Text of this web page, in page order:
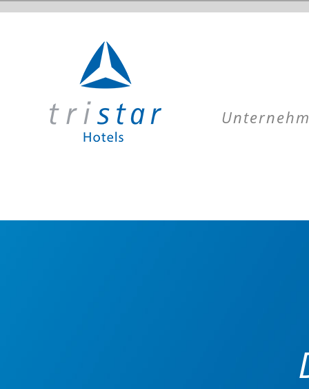
Kontakt
Kontakt Deutschland
Kontakt Österreich
Kontakt Schweiz